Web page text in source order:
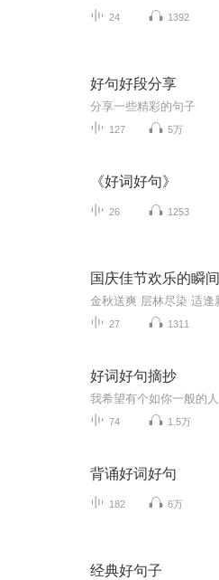
24 1392
好句好段分享
分享一些精彩的句子
127 5万
《好词好句》
26 1253
国庆佳节欢乐的瞬间
27 1311
好词好句摘抄
74 1.5万
背诵好词好句
182 6万
经典好句子